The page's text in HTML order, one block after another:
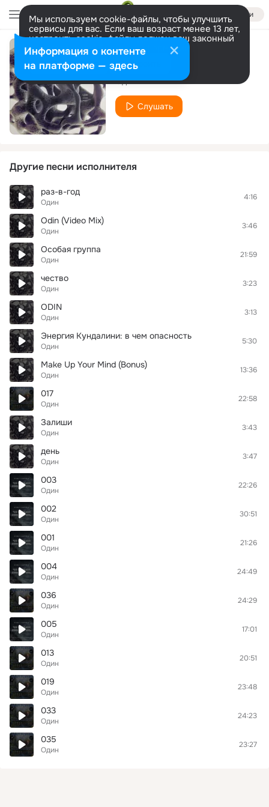
Войти
Мы используем cookie-файлы, чтобы улучшить
сервисы для вас. Если ваш возраст менее 13 лет,
настроить cookie-файлы должен ваш законный
представитель. Больше информации
Разрешить все Настроить
шаг
Один
Слушать
Другие песни исполнителя
раз-в-год
Один
4:16
Odin (Video Mix)
Один
3:46
Особая группа
Один
21:59
чество
Один
3:23
ODIN
Один
3:13
Энергия Кундалини: в чем опасность
Один
5:30
Make Up Your Mind (Bonus)
Один
13:36
017
Один
22:58
Залиши
Один
3:43
день
Один
3:47
003
Один
22:26
002
Один
30:51
001
Один
21:26
004
Один
24:49
036
Один
24:29
005
Один
17:01
013
Один
20:51
019
Один
23:48
033
Один
24:23
035
Один
23:27
Информация о контенте
на платформе — здесь